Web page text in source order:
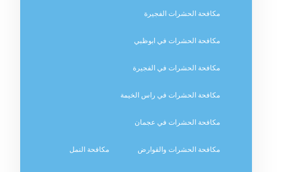
مكافحة الحشرات الفجيرة
مكافحة الحشرات في ابوظبي
مكافحة الحشرات في الفجيرة
مكافحة الحشرات في راس الخيمة
مكافحة الحشرات في عجمان
مكافحة الحشرات والقوارض مكافحة النمل